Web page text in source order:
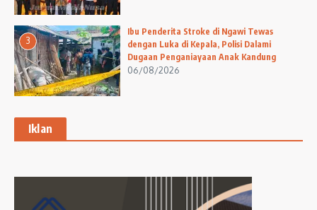
3
Ibu Penderita Stroke di Ngawi Tewas
dengan Luka di Kepala, Polisi Dalami
Dugaan Penganiayaan Anak Kandung
06/08/2026
Iklan